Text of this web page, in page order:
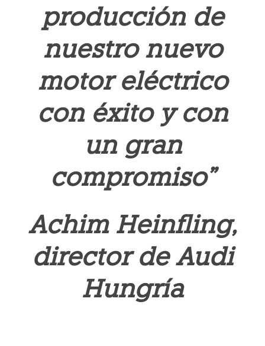
producción de
nuestro nuevo
motor eléctrico
con éxito y con
un gran
compromiso”
Achim Heinfling,
director de Audi
Hungría